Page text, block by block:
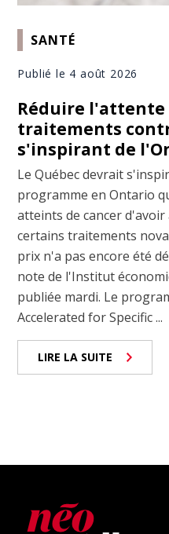
SANTÉ
Publié le 4 août 2026
Réduire l'attente
traitements
s'inspirant de
Le Québec devrait
programme en Ontario
atteints de cancer
certains traitements
prix n'a pas encore été
note de l'Institut
publiée mardi. Le
Accelerated for Specific ...
LIRE LA SUITE